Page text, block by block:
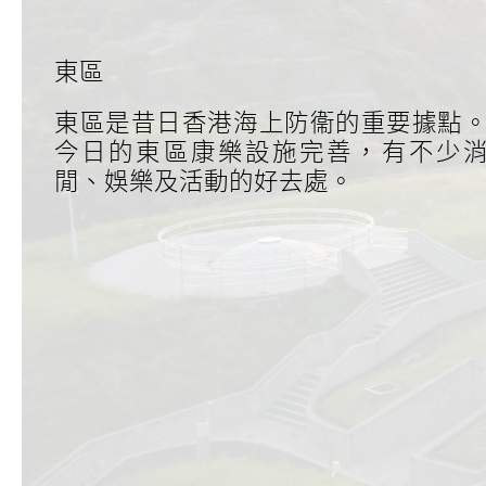
東區
東區是昔日香港海上防衞的重要據點
今日的東區康樂設施完善，有不少
閒、娛樂及活動的好去處。